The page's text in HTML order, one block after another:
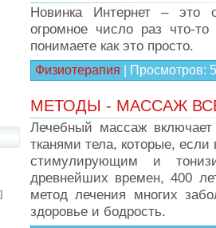
Новинка Интернет – это
огромное число раз что-
понимаете как это просто.
Физиотерапия Просмотров:
МЕТОДЫ - МАССАЖ
Лечебный массаж
тканями тела, которые,
стимулирующим и
древнейших времен, 400
метод лечения многих
здоровье и бодрость.